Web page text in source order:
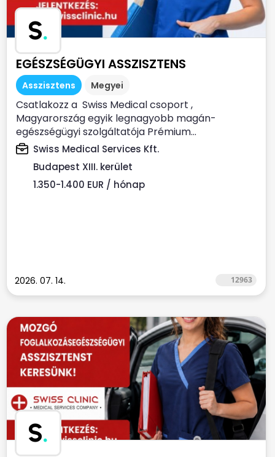
S.
EGÉSZSÉGÜGYI ASSZISZTENS
Asszisztens Megyei
Csatlakozz a Swiss Medical csoport ,
Magyarország egyik legnagyobb magán-
egészségügyi szolgáltatója Prémium...
Swiss Medical Services Kft.
Budapest XIII. kerület
1.350-1.400 EUR / hónap
2026. 07. 14. 12963
S.